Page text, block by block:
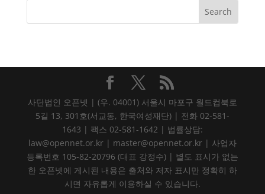
사단법인 오픈넷 | (우. 04001) 서울시 마포구 월드컵북로
5길 13, 301호(서교동, 한국여성재단) | 전화 02-581-
1643 | 팩스 02-581-1642 | 법률상담:
law@opennet.or.kr | master@opennet.or.kr | 사업자
등록번호 105-82-20796 (대표 강정수) | 별도 표시가 없는
한 오픈넷에 게시된 내용은 출처와 저자 표시만 정확히 하
시면 자유롭게 이용하실 수 있습니다.